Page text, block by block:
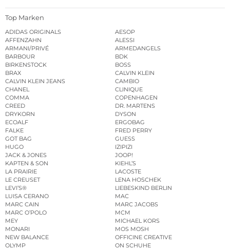
Top Marken
ADIDAS ORIGINALS
AESOP
AFFENZAHN
ALESSI
ARMANI/PRIVÉ
ARMEDANGELS
BARBOUR
BDK
BIRKENSTOCK
BOSS
BRAX
CALVIN KLEIN
CALVIN KLEIN JEANS
CAMBIO
CHANEL
CLINIQUE
COMMA
COPENHAGEN
CREED
DR. MARTENS
DRYKORN
DYSON
ECOALF
ERGOBAG
FALKE
FRED PERRY
GOT BAG
GUESS
HUGO
IZIPIZI
JACK & JONES
JOOP!
KAPTEN & SON
KIEHL’S
LA PRAIRIE
LACOSTE
LE CREUSET
LENA HOSCHEK
LEVI’S®
LIEBESKIND BERLIN
LUISA CERANO
MAC
MARC CAIN
MARC JACOBS
MARC O’POLO
MCM
MEY
MICHAEL KORS
MONARI
MOS MOSH
NEW BALANCE
OFFICINE CREATIVE
OLYMP
ON SCHUHE